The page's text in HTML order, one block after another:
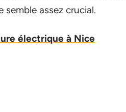
semble assez crucial.
électrique à Nice